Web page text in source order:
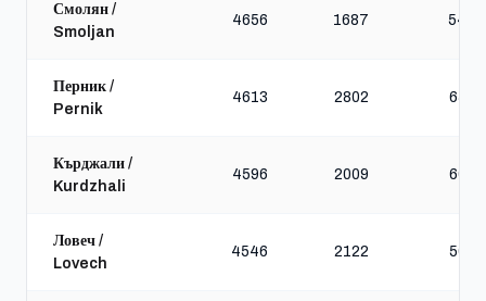
Смолян /
Smoljan
4656 1687 5459
Перник /
Pernik
4613 2802 6523
Кърджали /
Kurdzhali
4596 2009 6099
Ловеч /
Lovech
4546 2122 5031